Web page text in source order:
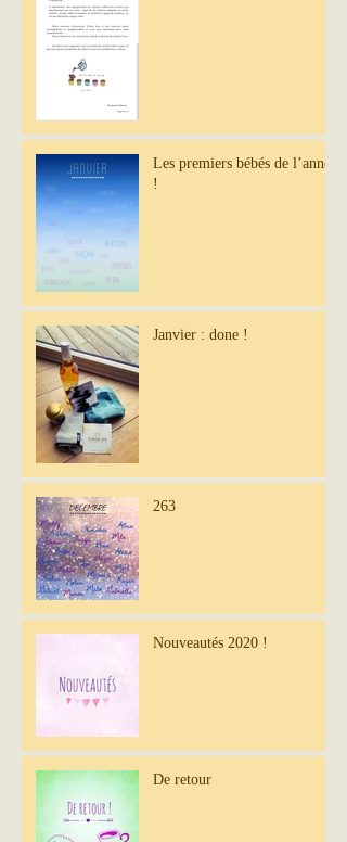
Les premiers bébés de l’année
!
Janvier : done !
263
Nouveautés 2020 !
De retour